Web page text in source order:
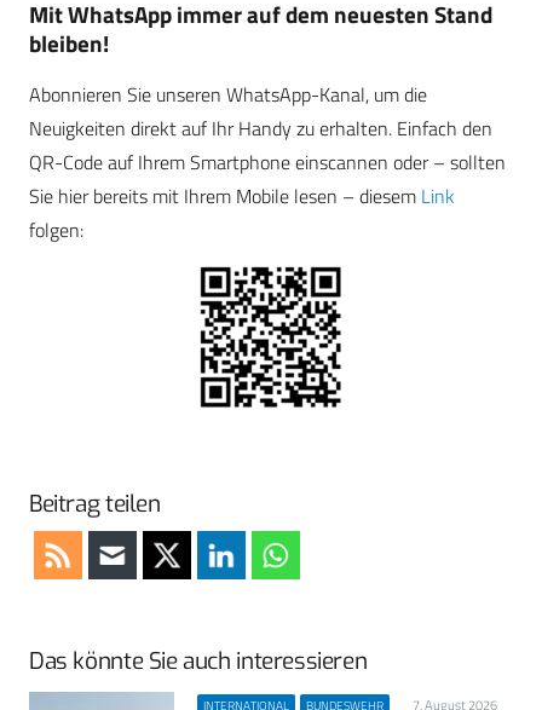
Mit WhatsApp immer auf dem neuesten Stand
bleiben!
Abonnieren Sie unseren WhatsApp-Kanal, um die
Neuigkeiten direkt auf Ihr Handy zu erhalten. Einfach den
QR-Code auf Ihrem Smartphone einscannen oder – sollten
Sie hier bereits mit Ihrem Mobile lesen – diesem Link
folgen:
Beitrag teilen
Das könnte Sie auch interessieren
INTERNATIONAL BUNDESWEHR 7. August 2026